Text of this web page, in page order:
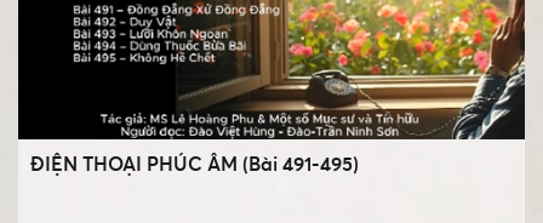
ĐIỆN THOẠI PHÚC ÂM (Bài 491-495)